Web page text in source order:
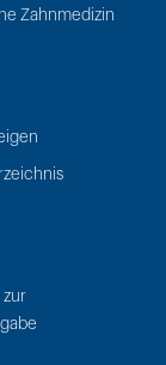
Zahnmedizin
zur